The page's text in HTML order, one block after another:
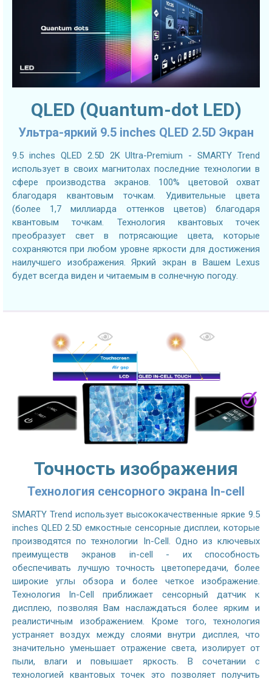
QLED (Quantum-dot LED)
Ультра-яркий 9.5 inches QLED 2.5D Экран
9.5 inches QLED 2.5D 2K Ultra-Premium - SMARTY Trend
использует в своих магнитолах последние технологии в
сфере производства экранов. 100% цветовой охват
благодаря квантовым точкам. Удивительные цвета
(более 1,7 миллиарда оттенков цветов) благодаря
квантовым точкам. Технология квантовых точек
преобразует свет в потрясающие цвета, которые
сохраняются при любом уровне яркости для достижения
наилучшего изображения. Яркий экран в Вашем Lexus
будет всегда виден и читаемым в солнечную погоду.
Точность изображения
Технология сенсорного экрана In-cell
SMARTY Trend использует высококачественные яркие 9.5
inches QLED 2.5D емкостные сенсорные дисплеи, которые
производятся по технологии In-Cell. Одно из ключевых
преимуществ экранов in-cell - их способность
обеспечивать лучшую точность цветопередачи, более
широкие углы обзора и более четкое изображение.
Технология In-Cell приближает сенсорный датчик к
дисплею, позволяя Вам наслаждаться более ярким и
реалистичным изображением. Кроме того, технология
устраняет воздух между слоями внутри дисплея, что
значительно уменьшает отражение света, изолирует от
пыли, влаги и повышает яркость. В сочетании с
технологией квантовых точек это позволяет получить